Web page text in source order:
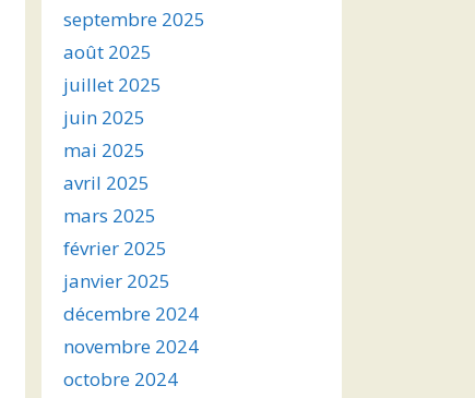
septembre 2025
août 2025
juillet 2025
juin 2025
mai 2025
avril 2025
mars 2025
février 2025
janvier 2025
décembre 2024
novembre 2024
octobre 2024